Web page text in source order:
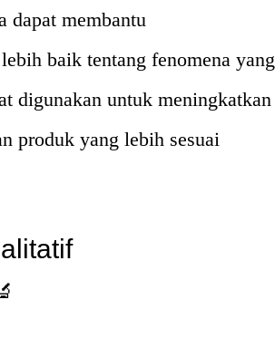
dapat membantu
baik tentang fenomena yang
digunakan untuk meningkatkan
produk yang lebih sesuai